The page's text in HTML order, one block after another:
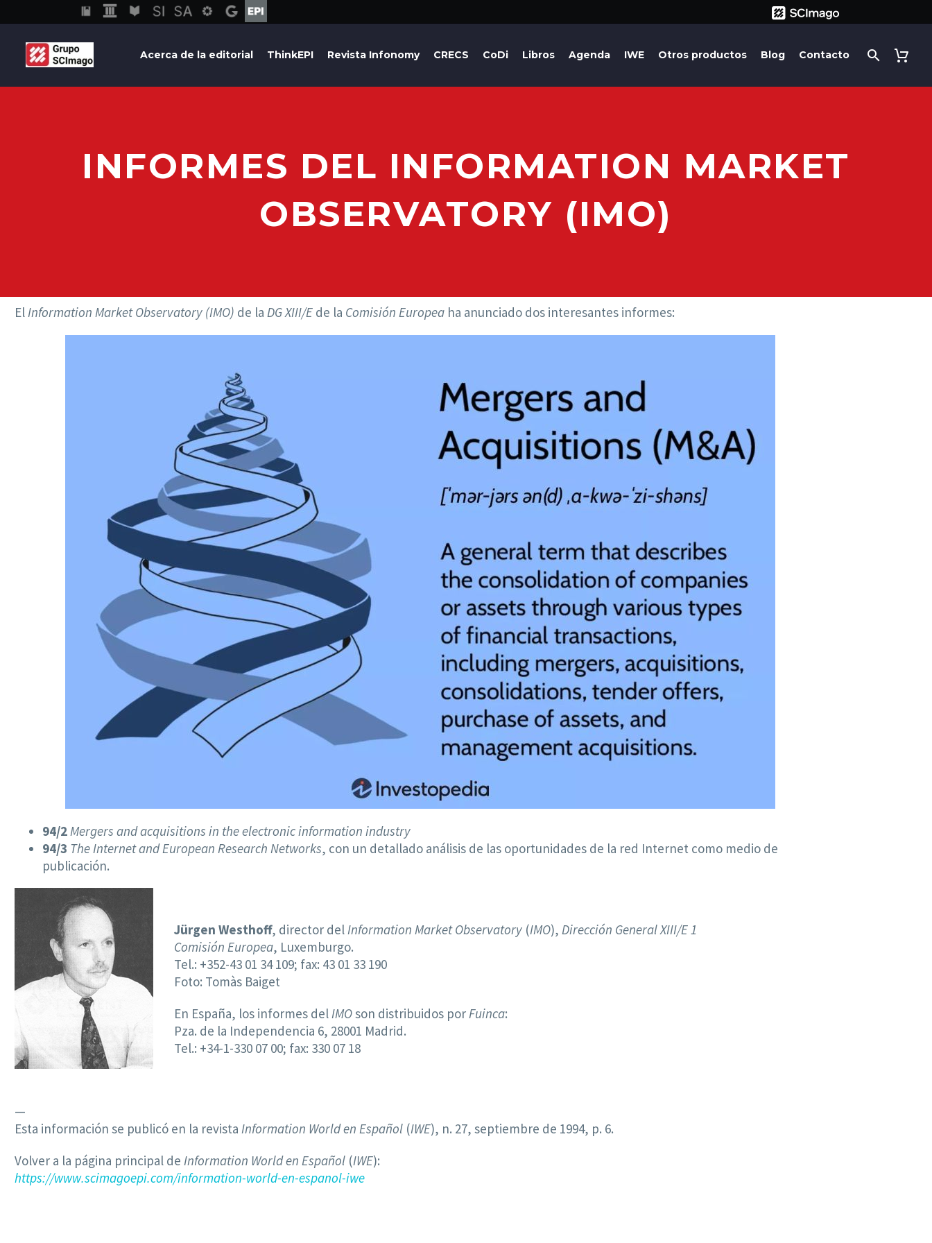
Acerca de la editorial ThinkEPI Revista Infonomy CRECS CoDi Libros Agenda IWE Otros productos Blog Contacto
INFORMES DEL INFORMATION MARKET
OBSERVATORY (IMO)
ElInformation Market Observatory (IMO) de la DG XIII/E de la Comisión Europea ha anunciado dos interesantes informes:
94/2Mergers and acquisitions in the electronic information industry
94/3 The Internet and European Research Networks, con un detallado análisis de las oportunidades de la red Internet como medio de
publicación.
Jürgen Westhoff, director del Information Market Observatory (IMO), Dirección General XIII/E 1
Comisión Europea, Luxemburgo.
Tel.: +352-43 01 34 109; fax: 43 01 33 190
Foto: Tomàs Baiget
En España, los informes del IMOson distribuidos por Fuinca:
Pza. de la Independencia 6, 28001 Madrid.
Tel.: +34-1-330 07 00; fax: 330 07 18
—
Esta información se publicó en la revista Information World en Español (IWE), n. 27, septiembre de 1994, p. 6.
Volver a la página principal de Information World en Español (IWE):
https://www.scimagoepi.com/information-world-en-espanol-iwe